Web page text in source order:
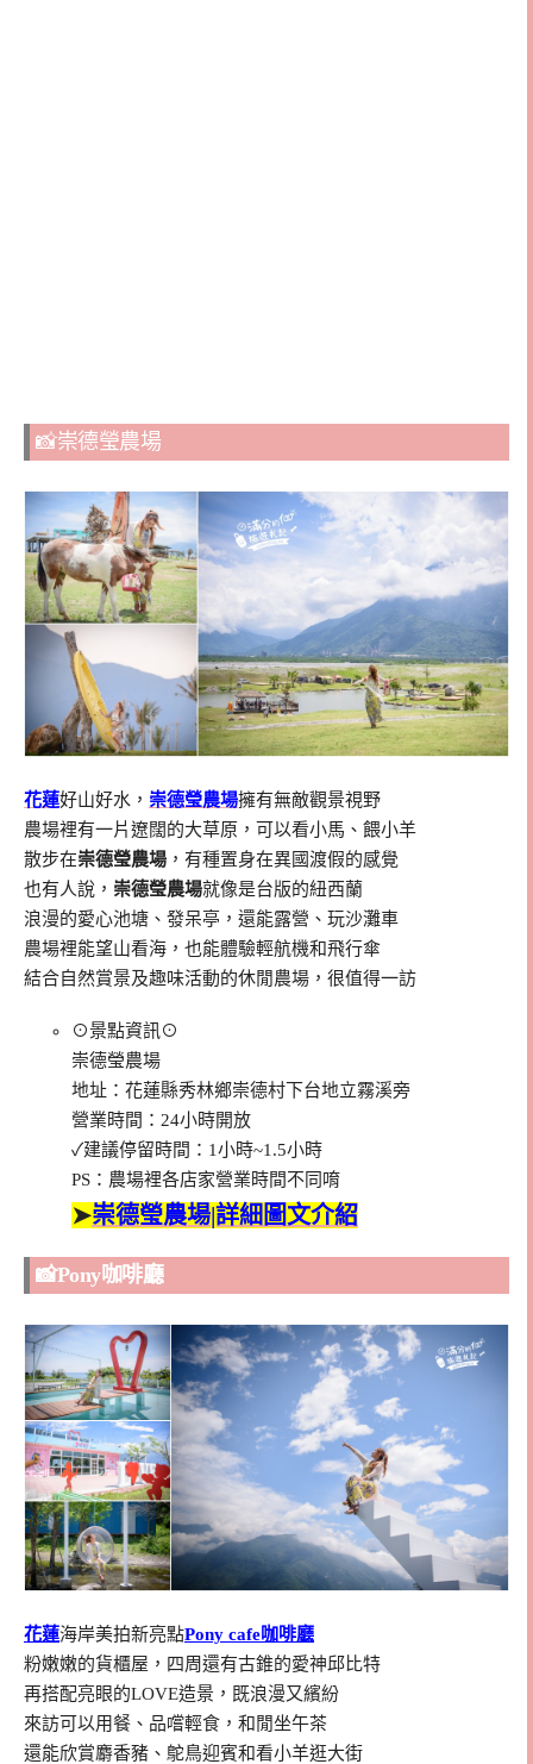
📸崇德瑩農場
花蓮好山好水， 崇德瑩農場擁有無敵觀景視野
農場裡有一片遼闊的大草原，可以看小馬、餵小羊
散步在崇德瑩農場 ，有種置身在異國渡假的感覺
也有人說， 崇德瑩農場就像是台版的紐西蘭
浪漫的愛心池塘、發呆亭，還能露營、玩沙灘車
農場裡能望山看海，也能體驗輕航機和飛行傘
結合自然賞景及趣味活動的休閒農場，很值得一訪
⊙景點資訊⊙
崇德瑩農場
地址：花蓮縣秀林鄉崇德村下台地立霧溪旁
營業時間：24小時開放
✓建議停留時間：1小時~1.5小時
PS：農場裡各店家營業時間不同唷
➤崇德瑩農場|詳細圖文介紹
📸Pony咖啡廳
花蓮海岸美拍新亮點Pony cafe咖啡廳
粉嫩嫩的貨櫃屋，四周還有古錐的愛神邱比特
再搭配亮眼的LOVE造景，既浪漫又繽紛
來訪可以用餐、品嚐輕食，和閒坐午茶
還能欣賞麝香豬、鴕鳥迎賓和看小羊逛大街